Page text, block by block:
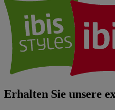
Erhalten Sie unsere